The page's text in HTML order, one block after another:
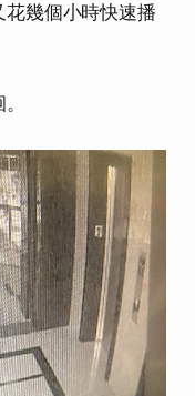
幾個小時快速播